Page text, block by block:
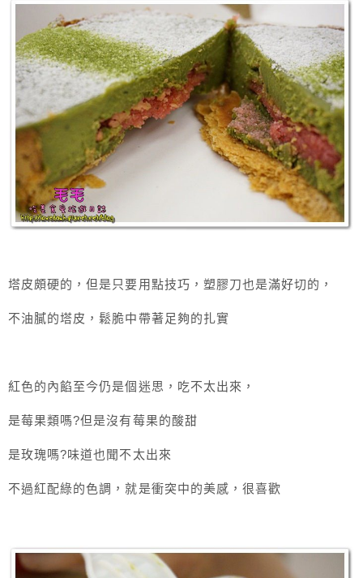
塔皮頗硬的，但是只要用點技巧，塑膠刀也是滿好切的，
不油膩的塔皮，鬆脆中帶著足夠的扎實
紅色的內餡至今仍是個迷思，吃不太出來，
是莓果類嗎?但是沒有莓果的酸甜
是玫瑰嗎?味道也聞不太出來
不過紅配綠的色調，就是衝突中的美感，很喜歡